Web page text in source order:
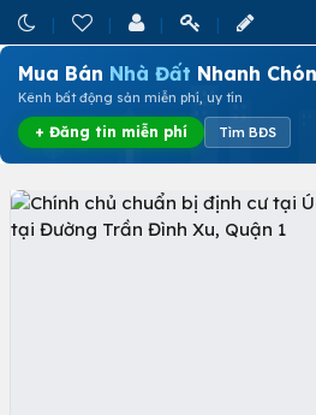
Mua Bán Nhà Đất Nhanh
Kênh bất động sản miễn phí, uy tín
+ Đăng tin miễn phí Tìm BĐS